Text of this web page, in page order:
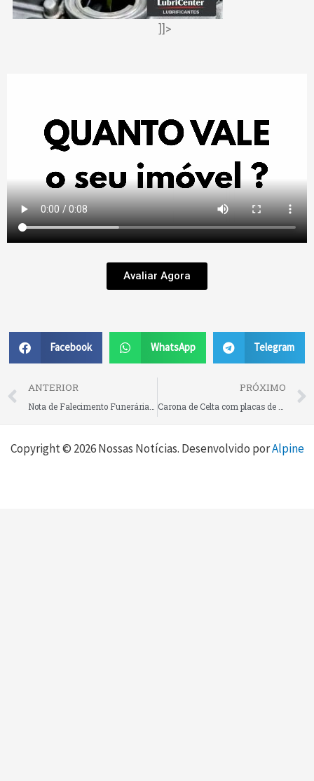
]]>
Avaliar Agora
Facebook WhatsApp Telegram
Prev
ANTERIOR PRÓXIMO
Copyright © 2026 Nossas Notícias. Desenvolvido porAlpine